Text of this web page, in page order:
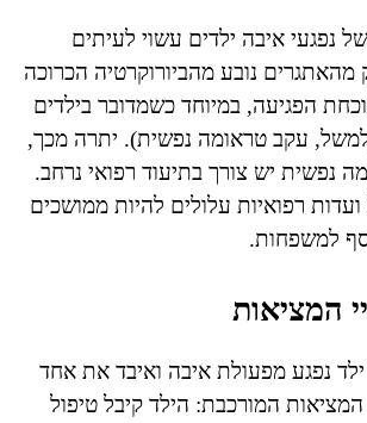
נפגעי איבה ילדים עשוי לעיתים
מהאתגרים נובע מהביורוקרטיה הכרוכה
הפגיעה, במיוחד כשמדובר בילדים
עקב טראומה נפשית). יתרה מכך,
נפשית יש צורך בתיעוד רפואי נרחב.
רפואיות עלולים להיות ממושכים
למשפחות.
המציאות
נפגע מפעולת איבה ואיבד את אחד
המורכבת: הילד קיבל טיפול